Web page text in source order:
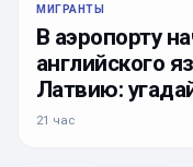
МИГРАНТЫ
В аэропорту
английского
Латвию:
21 час